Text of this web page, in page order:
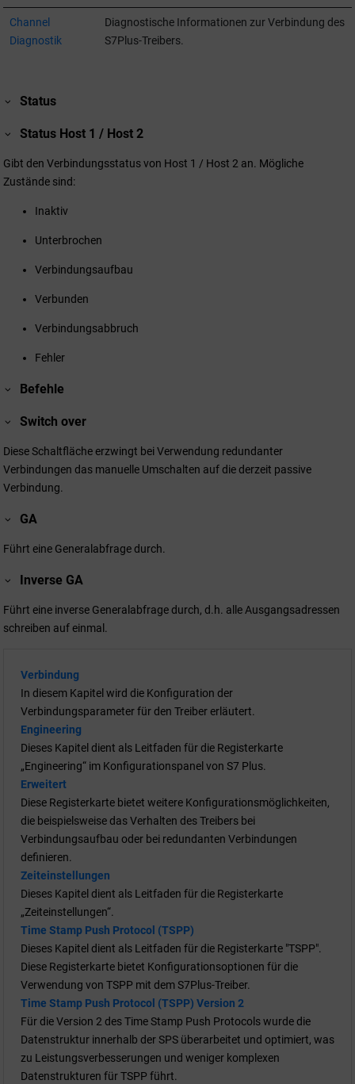
Channel
Diagnostik
Diagnostische Informationen zur Verbindung des
S7Plus-Treibers.
Status
Status Host 1 / Host 2
Gibt den Verbindungsstatus von Host 1 / Host 2 an. Mögliche
Zustände sind:
Inaktiv
Unterbrochen
Verbindungsaufbau
Verbunden
Verbindungsabbruch
Fehler
Befehle
Switch over
Diese Schaltfläche erzwingt bei Verwendung redundanter
Verbindungen das manuelle Umschalten auf die derzeit passive
Verbindung.
GA
Führt eine Generalabfrage durch.
Inverse GA
Führt eine inverse Generalabfrage durch, d.h. alle Ausgangsadressen
schreiben auf einmal.
Verbindung
In diesem Kapitel wird die Konfiguration der
Verbindungsparameter für den Treiber erläutert.
Engineering
Dieses Kapitel dient als Leitfaden für die Registerkarte
„Engineering“ im Konfigurationspanel von S7 Plus.
Erweitert
Diese Registerkarte bietet weitere Konfigurationsmöglichkeiten,
die beispielsweise das Verhalten des Treibers bei
Verbindungsaufbau oder bei redundanten Verbindungen
definieren.
Zeiteinstellungen
Dieses Kapitel dient als Leitfaden für die Registerkarte
„Zeiteinstellungen“.
Time Stamp Push Protocol (TSPP)
Dieses Kapitel dient als Leitfaden für die Registerkarte "TSPP".
Diese Registerkarte bietet Konfigurationsoptionen für die
Verwendung von TSPP mit dem S7Plus-Treiber.
Time Stamp Push Protocol (TSPP) Version 2
Für die Version 2 des Time Stamp Push Protocols wurde die
Datenstruktur innerhalb der SPS überarbeitet und optimiert, was
zu Leistungsverbesserungen und weniger komplexen
Datenstrukturen für TSPP führt.